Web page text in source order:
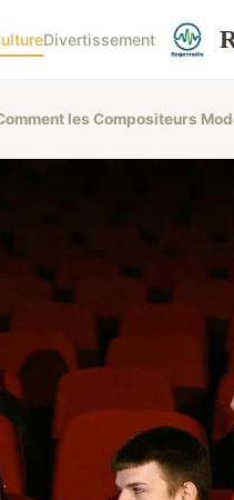
Divertissement
les Compositeurs